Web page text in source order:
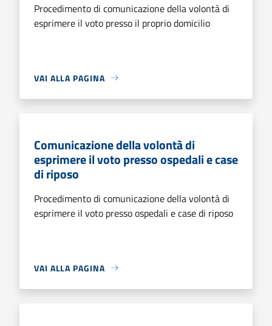
Procedimento di comunicazione della volontà di
esprimere il voto presso il proprio domicilio
VAI ALLA PAGINA
Comunicazione della volontà di
esprimere il voto presso ospedali e case
di riposo
Procedimento di comunicazione della volontà di
esprimere il voto presso ospedali e case di riposo
VAI ALLA PAGINA